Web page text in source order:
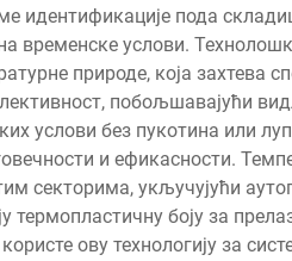
идентификације пода
временске услови.
природе, која захтева
побољшавајући
услови без пукотина или
и ефикасности.
секторима, укључујући
термопластичну боју за
ову технологију за